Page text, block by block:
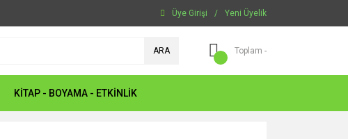
Üye Girişi / Yeni Üyelik
ARA Toplam -
KİTAP - BOYAMA - ETKİNLİK